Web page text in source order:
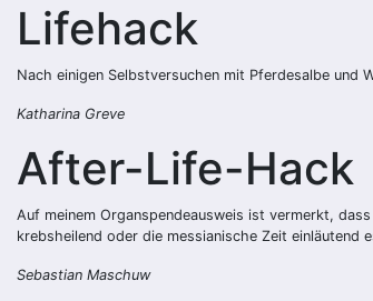
Lifehack
Nach einigen Selbstversuchen mit Pferdesalbe und
Katharina Greve
After-Life-Hack
Auf meinem Organspendeausweis ist vermerkt,
krebsheilend oder die messianische Zeit einläutend
Sebastian Maschuw